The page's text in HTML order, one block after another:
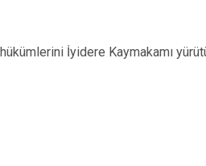
İyidere Kaymakamı